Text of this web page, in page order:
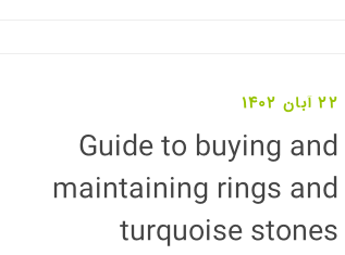
22 آبان 1402
Guide to buying and
maintaining rings and
turquoise stones